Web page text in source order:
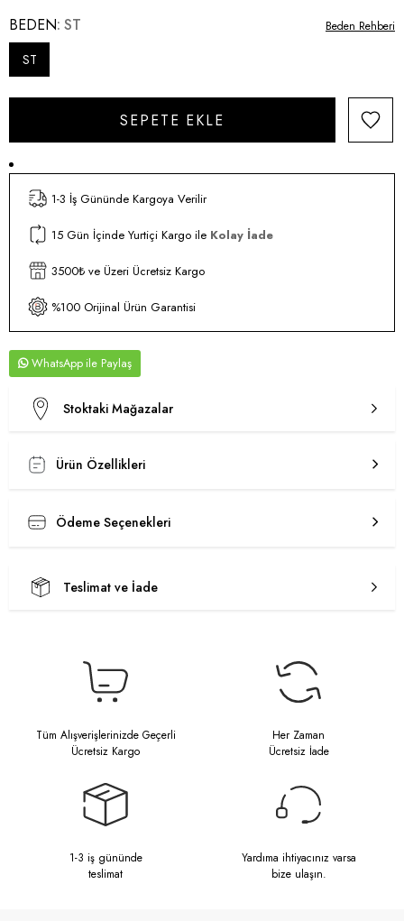
BEDEN ST
ST
Beden Rehberi
1-3 İş Gününde Kargoya Verilir
15 Gün İçinde Yurtiçi Kargo ile Kolay İade
3500₺ ve Üzeri Ücretsiz Kargo
%100 Orijinal Ürün Garantisi
WhatsApp
Stoktaki Mağazalar
Ürün Özellikleri
Ödeme Seçenekleri
Teslimat ve İade
Tüm Alışverişlerinizde Geçerli
Ücretsiz Kargo
Her Zaman
Ücretsiz İade
1-3 iş gününde
teslimat
Yardıma ihtiyacınız varsa
bize ulaşın.